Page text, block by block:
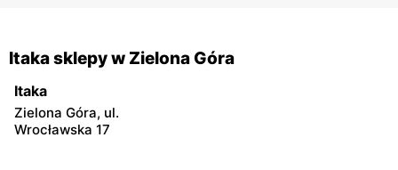
Itaka sklepy w Zielona Góra
Itaka
Zielona Góra, ul.
Wrocławska 17